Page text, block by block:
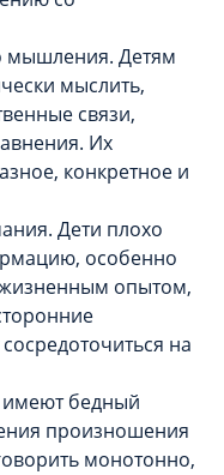
мышления. Детям
мыслить,
связи,
Их
конкретное и
Дети плохо
особенно
жизненным опытом,
на
имеют бедный
произношения
монотонно,